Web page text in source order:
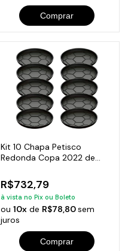
Comprar
Kit 10 Chapa Petisco
Redonda Copa 2022 de
R$732,79
à vista no Pix ou Boleto
ou 10xde R$78,80sem
juros
Comprar